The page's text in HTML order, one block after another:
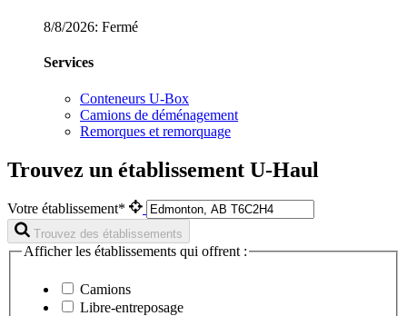
8/8/2026: Fermé
Services
Conteneurs U-Box
Camions de déménagement
Remorques et remorquage
Trouvez un établissement U-Haul
Votre établissement*
Trouvez des établissements
Afficher les établissements qui offrent :
Camions
Libre-entreposage